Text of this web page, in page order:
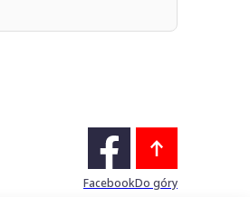
FacebookDo góry